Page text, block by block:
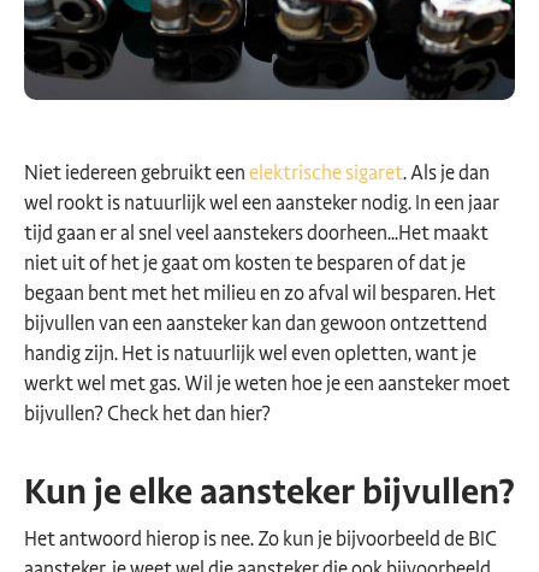
Niet iedereen gebruikt eenelektrische sigaret. Als je dan
wel rookt is natuurlijk wel een aansteker nodig. In een jaar
tijd gaan er al snel veel aanstekers doorheen...Het maakt
niet uit of het je gaat om kosten te besparen of dat je
begaan bent met het milieu en zo afval wil besparen. Het
bijvullen van een aansteker kan dan gewoon ontzettend
handig zijn. Het is natuurlijk wel even opletten, want je
werkt wel met gas. Wil je weten hoe je een aansteker moet
bijvullen? Check het dan hier?
Kun je elke aansteker bijvullen?
Het antwoord hierop is nee. Zo kun je bijvoorbeeld de BIC